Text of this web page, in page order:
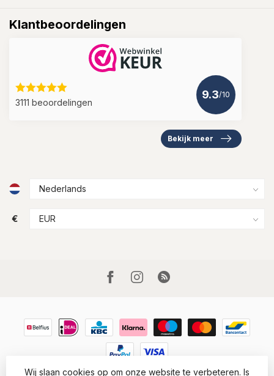
Klantbeoordelingen
3111 beoordelingen
9.3/10
Bekijk meer
€
Wij slaan cookies op om onze website te verbeteren. Is